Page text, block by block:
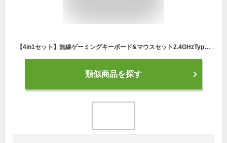
【4in1セット】無線ゲーミングキーボード&マウスセット2.4GHzType-C充電式日本語説明書付き96%コンパクトレイアウトハニカムデザインRGBバックライト専用コンバーター対応Switch/PS4/PS5/Xbox/PC/Mac
類似商品を探す